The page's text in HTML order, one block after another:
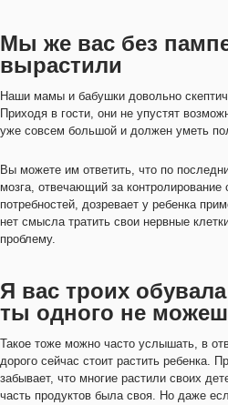
Мы же вас без
вырастили
Наши мамы и бабушки довольно
Приходя в гости, они не упустят
уже совсем большой и должен уметь
Вы можете им ответить, что по
мозга, отвечающий за контролирование
потребностей, дозревает у ребенка
нет смысла тратить свои нервные
проблему.
Я вас троих
ты одного не
Такое тоже можно часто услышать, в
дорого сейчас стоит растить ребенка.
забывает, что многие растили своих
часть продуктов была своя. Но даже